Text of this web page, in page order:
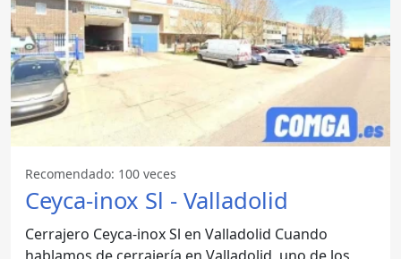
Recomendado: 100 veces
Ceyca-inox Sl - Valladolid
Cerrajero Ceyca-inox Sl en Valladolid Cuando
hablamos de cerrajería en Valladolid, uno de los